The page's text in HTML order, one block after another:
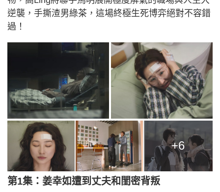
逆襲，手撕渣男綠茶，這場終極生死博弈絕對不容錯
過！
+6
第1集：姜幸如遭到丈夫和閨密背叛